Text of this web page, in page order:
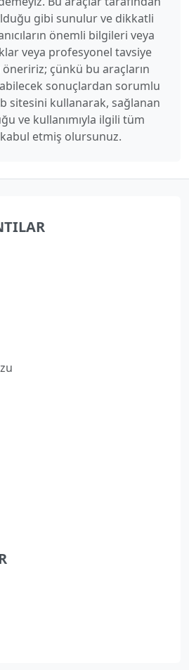
gibi sunulur ve dikkatli
önemli bilgileri veya
veya profesyonel tavsiye
öneririz; çünkü bu araçların
sonuçlardan sorumlu
sitesini kullanarak, sağlanan
ve kullanımıyla ilgili tüm
etmiş olursunuz.